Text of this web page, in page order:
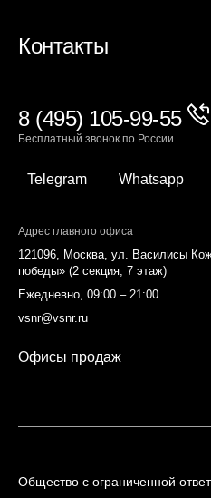
Контакты
8 (495) 105-99-55
Бесплатный звонок по России
Telegram Whatsapp
Адрес главного офиса
121096, Москва, ул. Василисы
победы» (2 секция, 7 этаж)
Ежедневно, 09:00 – 21:00
vsnr@vsnr.ru
Офисы продаж
Общество с ограниченной